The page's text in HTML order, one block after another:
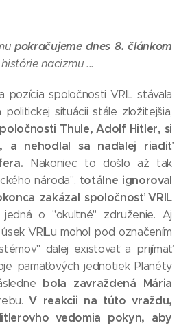
pokračujeme dnes 8. článkom
nacizmu ...
pozícia spoločnosti VRIL stávala
situácii stále zložitejšia,
Thule, Adolf Hitler, si
a nehodlal sa naďalej riadiť
Nakoniec to došlo až tak
národa", totálne ignoroval
zakázal spoločnosť VRIL
o "okultné" združenie. Aj
VRILu mohol pod označením
ďalej existovať a prijímať
pamäťových jednotiek Planéty
bola zavraždená Mária
V reakcii na túto vraždu,
vedomia pokyn, aby